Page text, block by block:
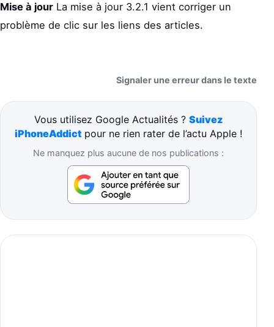
Mise à jour La mise à jour 3.2.1 vient corriger un
problème de clic sur les liens des articles.
Signaler une erreur dans le texte
Vous utilisez Google Actualités ? Suivez
iPhoneAddict pour ne rien rater de l’actu Apple !
Ne manquez plus aucune de nos publications :